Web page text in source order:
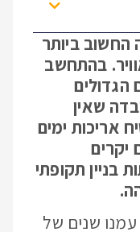
החשוב ביותר
בהתחשב
הגדולים
שאין
אריכות ימים
יקרים
בניין תקופתי
עמנו שנים של